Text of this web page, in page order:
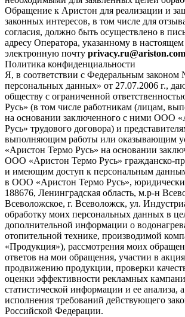
Обращение к Аристон для реализации и
законных интересов, в том числе для
согласия, должно быть осуществлено в
адресу Оператора, указанному в
электронную почту
Политика конфиденциальности
Я, в соответствии с Федеральным
персональных данных» от 27.07.2006 г.,
обществу с ограниченной
Русь» (в том числе работникам (лицам,
на основании заключенного с ними ООО
Русь» трудового договора) и
выполняющим работы или оказывающим
«Аристон Термо Русь» на основании
ООО «Аристон Термо Русь» гражданско-
и имеющим доступ к персональным
в ООО «Аристон Термо Русь»,
188676, Ленинградская область, м.р-н
Всеволожское, г. Всеволожск, ул.
обработку моих персональных данных в
дополнительной информации о
отопительной технике, производимой
«Продукция»), рассмотрения моих
ответов на мои обращения, участии в
продвижению продукции, проверки
оценки эффективности рекламных
статистической информации и ее анализа,
исполнения требований действующего
Российской Федерации.